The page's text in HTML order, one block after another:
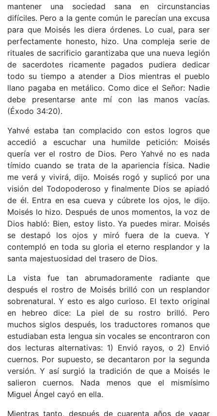
mantener una sociedad sana en circunstancias
difíciles. Pero a la gente común le parecían una excusa
para que Moisés les diera órdenes. Lo cual, para ser
perfectamente honesto, hizo. Una compleja serie de
rituales de sacrificio garantizaba que una nueva legión
de sacerdotes ricamente pagados pudiera dedicar
todo su tiempo a atender a Dios mientras el pueblo
llano pagaba en metálico. Como dice el Señor: Nadie
debe presentarse ante mí con las manos vacías.
(Éxodo 34:20).
Yahvé estaba tan complacido con estos logros que
accedió a escuchar una humilde petición: Moisés
quería ver el rostro de Dios. Pero Yahvé no es nada
tímido cuando se trata de la apariencia física. Nadie
me verá y vivirá, dijo. Moisés rogó y suplicó por una
visión del Todopoderoso y finalmente Dios se apiadó
de él. Entra en esa cueva y cúbrete los ojos, le dijo.
Moisés lo hizo. Después de unos momentos, la voz de
Dios habló: Bien, estoy listo. Ya puedes mirar. Moisés
se destapó los ojos y miró fuera de la cueva. Y
contempló en toda su gloria el eterno resplandor y la
santa majestuosidad del trasero de Dios.
La vista fue tan abrumadoramente radiante que
después el rostro de Moisés brilló con un resplandor
sobrenatural. Y esto es algo curioso. El texto original
en hebreo dice: La piel de su rostro brilló. Pero
muchos siglos después, los traductores romanos que
estudiaban esta lengua sin vocales se encontraron con
dos lecturas alternativas: 1) Envió rayos, o 2) Envió
cuernos. Por supuesto, se decantaron por la segunda
versión. Y así surgió la tradición de que a Moisés le
salieron cuernos. Nada menos que el mismísimo
Miguel Ángel cayó en ella.
Mientras tanto, después de cuarenta años de vagar